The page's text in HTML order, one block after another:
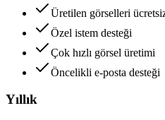
Üretilen görselleri
Özel istem desteği
Çok hızlı görsel üretimi
Öncelikli e-posta desteği
Yıllık